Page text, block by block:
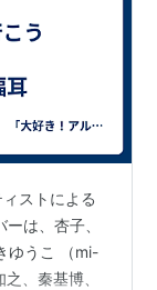
ストによる
は、杏子、
ゆうこ （mi-
、秦基博、